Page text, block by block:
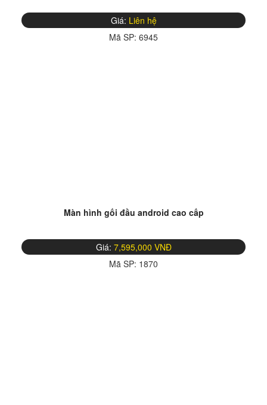
Giá: Liên hệ
Mã SP: 6945
Màn hình gối đầu android cao cấp
Giá: 7,595,000 VNĐ
Mã SP: 1870